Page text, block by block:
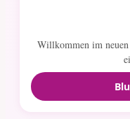
Willkommen im